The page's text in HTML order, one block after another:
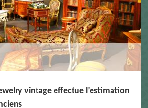
vintage effectue l’estimation